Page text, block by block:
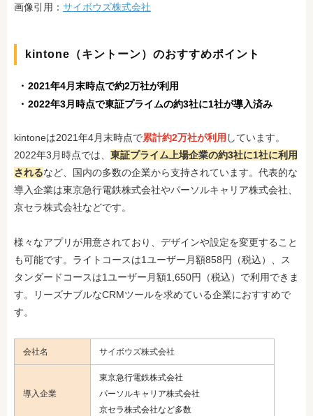
画像引用： サイボウズ株式会社
kintone（キントーン）のおすすめポイント
2021年4月末時点で約2万社が利用
2022年3月時点で東証プライムの約3社に1社が導入済み
kintoneは2021年4月末時点で累計約2万社が利用 しています。
2022年3月時点では、 東証プライム上場企業の約3社に1社に利用
されるなど、国内の多数の企業から支持されています。代表的な
導入企業は東京急行電鉄株式会社やパーソルキャリア株式会社、
京セラ株式会社などです。
様々なアプリが用意されており、デザインや設定を変更すること
も可能です。ライトコースは1ユーザー月額858円（税込）、ス
タンダードコースは1ユーザー月額1,650円（税込）で利用できま
す。リーズナブルなCRMツールを求めている企業におすすめで
す。
会社名 サイボウズ株式会社
導入企業
東京急行電鉄株式会社
パーソルキャリア株式会社
京セラ株式会社など多数